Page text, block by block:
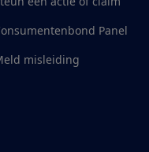
Panel
misleiding